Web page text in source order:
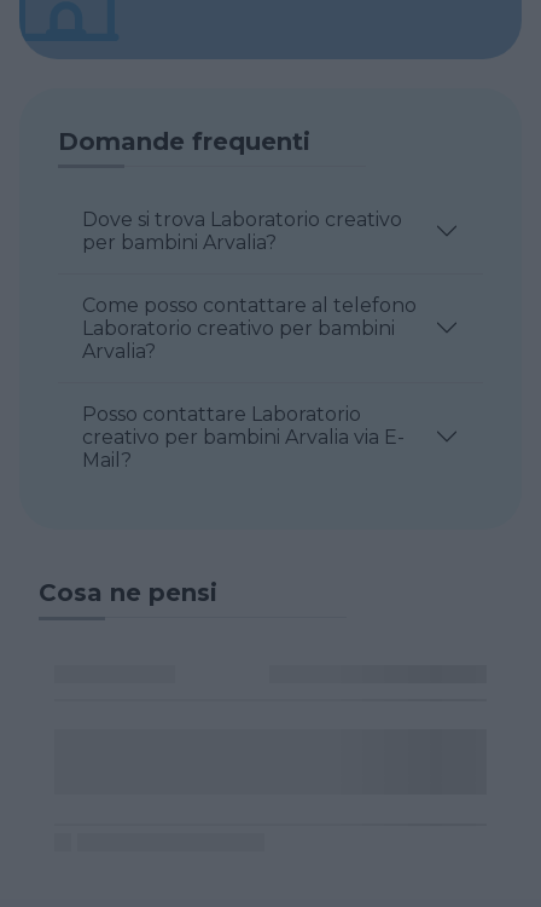
Domande frequenti
Dove si trova Laboratorio creativo
per bambini Arvalia?
Come posso contattare al telefono
Laboratorio creativo per bambini
Arvalia?
Posso contattare Laboratorio
creativo per bambini Arvalia via E-
Mail?
Cosa ne pensi